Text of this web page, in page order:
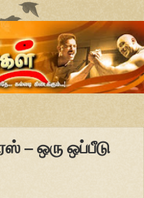
– ஒரு ஒப்பீடு